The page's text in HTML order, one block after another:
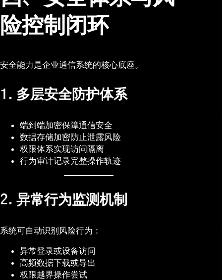
险控制闭环
安全能力是企业通信系统的核心底座。
1. 多层安全防护体系
端到端加密保障通信安全
数据存储加密防止泄露风险
权限体系实现访问隔离
行为审计记录完整操作轨迹
2. 异常行为监测机制
系统可自动识别风险行为：
异常登录或设备访问
高频数据下载或导出
权限越界操作尝试